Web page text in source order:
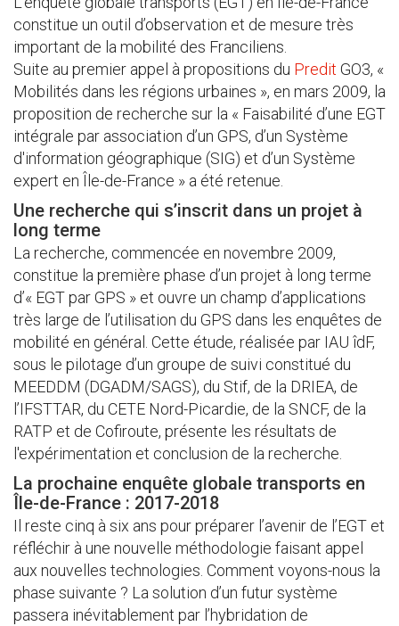
constitue un outil d’observation et de mesure très
important de la mobilité des Franciliens.
Suite au premier appel à propositions du Predit GO3, «
Mobilités dans les régions urbaines », en mars 2009, la
proposition de recherche sur la « Faisabilité d’une EGT
intégrale par association d’un GPS, d’un Système
d'information géographique (SIG) et d’un Système
expert en Île-de-France » a été retenue.
Une recherche qui s’inscrit dans un projet à
long terme
La recherche, commencée en novembre 2009,
constitue la première phase d’un projet à long terme
d’« EGT par GPS » et ouvre un champ d’applications
très large de l’utilisation du GPS dans les enquêtes de
mobilité en général. Cette étude, réalisée par IAU îdF,
sous le pilotage d’un groupe de suivi constitué du
MEEDDM (DGADM/SAGS), du Stif, de la DRIEA, de
l’IFSTTAR, du CETE Nord-Picardie, de la SNCF, de la
RATP et de Cofiroute, présente les résultats de
l'expérimentation et conclusion de la recherche.
La prochaine enquête globale transports en
Île-de-France : 2017-2018
Il reste cinq à six ans pour préparer l’avenir de l’EGT et
réfléchir à une nouvelle méthodologie faisant appel
aux nouvelles technologies. Comment voyons-nous la
phase suivante ? La solution d’un futur système
passera inévitablement par l’hybridation de